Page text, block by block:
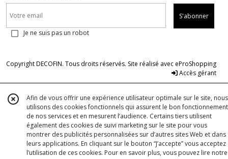
S'abonner
Je ne suis pas un robot
Copyright DECOFIN. Tous droits réservés. Site réalisé avec eProShopping
Accès gérant
Afin de vous offrir une expérience utilisateur optimale sur le site, nous
utilisons des cookies fonctionnels qui assurent le bon fonctionnement
de nos services et en mesurent l’audience. Certains tiers utilisent
également des cookies de suivi marketing sur le site pour vous
montrer des publicités personnalisées sur d’autres sites Web et dans
leurs applications. En cliquant sur le bouton “J’accepte” vous acceptez
l’utilisation de ces cookies. Pour en savoir plus, vous pouvez lire notre